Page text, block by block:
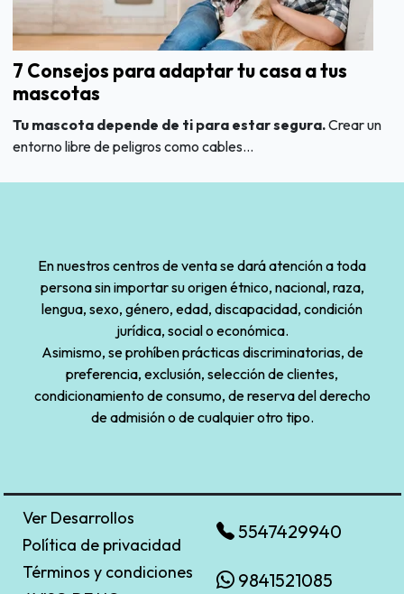
7 Consejos para adaptar tu casa a tus
mascotas
Tu mascota depende de ti para estar segura.Crear un
entorno libre de peligros como cables...
En nuestros centros de venta se dará atención a toda
persona sin importar su origen étnico, nacional, raza,
lengua, sexo, género, edad, discapacidad, condición
jurídica, social o económica.
Asimismo, se prohíben prácticas discriminatorias, de
preferencia, exclusión, selección de clientes,
condicionamiento de consumo, de reserva del derecho
de admisión o de cualquier otro tipo.
Ver Desarrollos
Política de privacidad
Términos y condiciones
5547429940
9841521085